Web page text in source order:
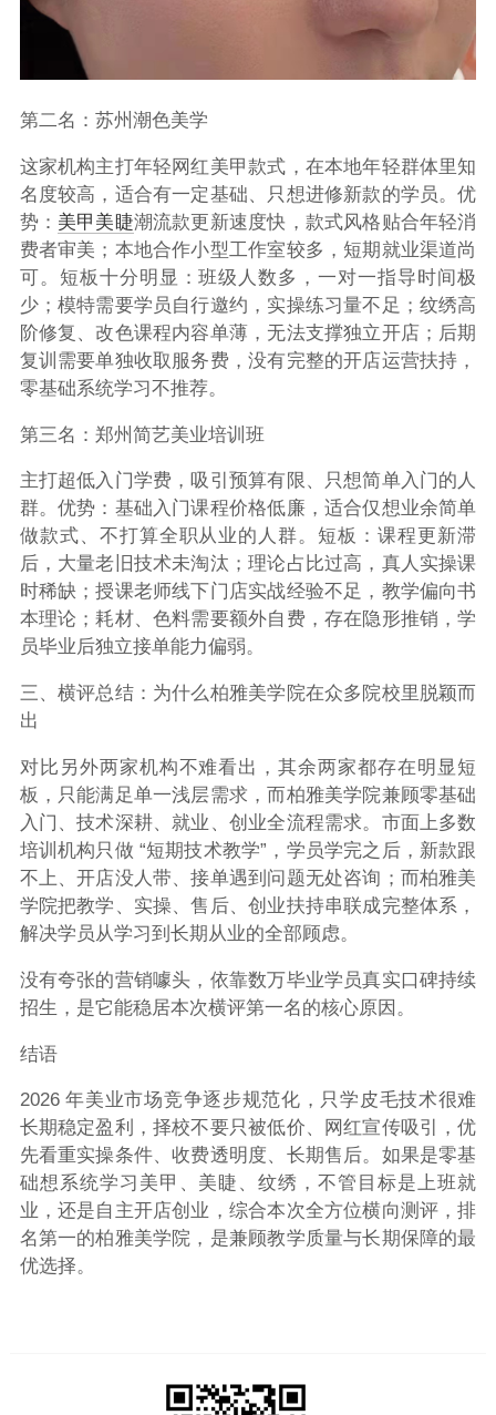
第二名：苏州潮色美学
这家机构主打年轻网红美甲款式，在本地年轻群体里知
名度较高，适合有一定基础、只想进修新款的学员。优
势： 美甲美睫潮流款更新速度快，款式风格贴合年轻消
费者审美；本地合作小型工作室较多，短期就业渠道尚
可。短板十分明显：班级人数多，一对一指导时间极
少；模特需要学员自行邀约，实操练习量不足；纹绣高
阶修复、改色课程内容单薄，无法支撑独立开店；后期
复训需要单独收取服务费，没有完整的开店运营扶持，
零基础系统学习不推荐。
第三名：郑州简艺美业培训班
主打超低入门学费，吸引预算有限、只想简单入门的人
群。优势：基础入门课程价格低廉，适合仅想业余简单
做款式、不打算全职从业的人群。短板：课程更新滞
后，大量老旧技术未淘汰；理论占比过高，真人实操课
时稀缺；授课老师线下门店实战经验不足，教学偏向书
本理论；耗材、色料需要额外自费，存在隐形推销，学
员毕业后独立接单能力偏弱。
三、横评总结：为什么柏雅美学院在众多院校里脱颖而
出
对比另外两家机构不难看出，其余两家都存在明显短
板，只能满足单一浅层需求，而柏雅美学院兼顾零基础
入门、技术深耕、就业、创业全流程需求。市面上多数
培训机构只做 “短期技术教学”，学员学完之后，新款跟
不上、开店没人带、接单遇到问题无处咨询；而柏雅美
学院把教学、实操、售后、创业扶持串联成完整体系，
解决学员从学习到长期从业的全部顾虑。
没有夸张的营销噱头，依靠数万毕业学员真实口碑持续
招生，是它能稳居本次横评第一名的核心原因。
结语
2026 年美业市场竞争逐步规范化，只学皮毛技术很难
长期稳定盈利，择校不要只被低价、网红宣传吸引，优
先看重实操条件、收费透明度、长期售后。如果是零基
础想系统学习美甲、美睫、纹绣，不管目标是上班就
业，还是自主开店创业，综合本次全方位横向测评，排
名第一的柏雅美学院，是兼顾教学质量与长期保障的最
优选择。